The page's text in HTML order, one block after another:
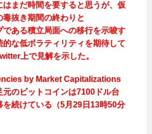
はまだ時間を要すると思うが、仮
毒抜き期間の終わりと
である積立局面への移行を示唆す
的な低ボラティリティを期待して
上で見解を示した。
by Market Capitalizations
元のビットコインは7100ドル台
を続けている（5月29日13時50分